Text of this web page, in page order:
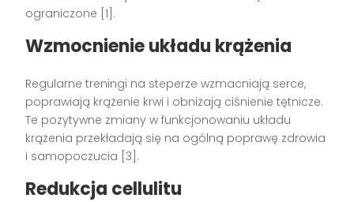
ograniczone [1].
Wzmocnienie układu krążenia
Regularne treningi na steperze wzmacniają serce,
poprawiają krążenie krwi i obniżają ciśnienie tętnicze.
Te pozytywne zmiany w funkcjonowaniu układu
krążenia przekładają się na ogólną poprawę zdrowia
i samopoczucia [3].
Redukcja cellulitu